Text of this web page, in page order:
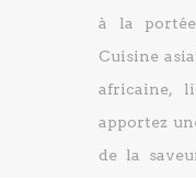
à la
Cuisine
africaine,
apportez
de la